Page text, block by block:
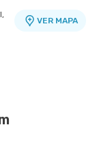
VER MAPA